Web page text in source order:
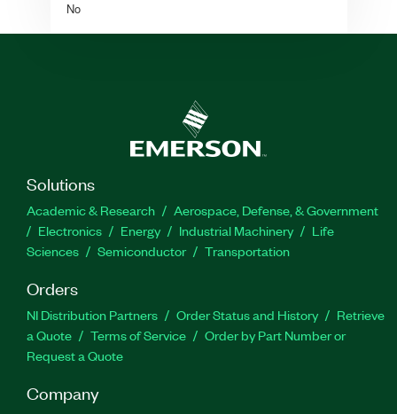
No
Solutions
Academic & Research
Aerospace, Defense, & Government
Electronics
Energy Industrial Machinery
Life
Sciences
Semiconductor Transportation
Orders
NI Distribution Partners Order Status and History
Retrieve
a Quote
Terms of Service
Order by Part Number or
Request a Quote
Company